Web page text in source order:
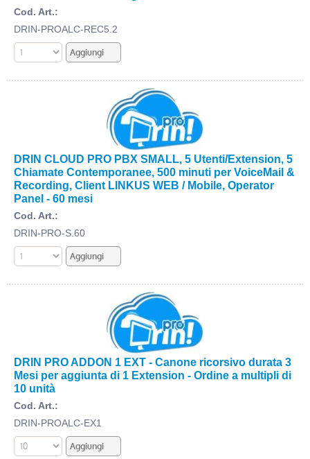
Cod. Art.:
DRIN-PROALC-REC5.2
DRIN CLOUD PRO PBX SMALL, 5 Utenti/Extension, 5
Chiamate Contemporanee, 500 minuti per VoiceMail &
Recording, Client LINKUS WEB / Mobile, Operator
Panel - 60 mesi
Cod. Art.:
DRIN-PRO-S.60
DRIN PRO ADDON 1 EXT - Canone ricorsivo durata 3
Mesi per aggiunta di 1 Extension - Ordine a multipli di
10 unità
Cod. Art.:
DRIN-PROALC-EX1